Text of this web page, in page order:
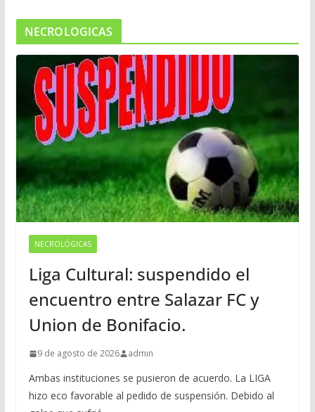
NECROLOGICAS
NECROLÓGICAS
Liga Cultural: suspendido el
encuentro entre Salazar FC y
Union de Bonifacio.
9 de agosto de 2026 admin
Ambas instituciones se pusieron de acuerdo. La LIGA
hizo eco favorable al pedido de suspensión. Debido al